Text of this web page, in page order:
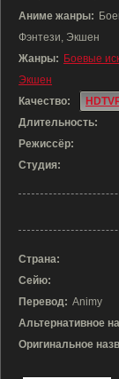
Аниме жанры:
Фэнтези, Экшен
Жанры: Боевые
Экшен
Качество:
Длительность:
Режиссёр:
Студия:
Страна:
Сейю:
Перевод: Animy
Альтернативное
Оригинальное